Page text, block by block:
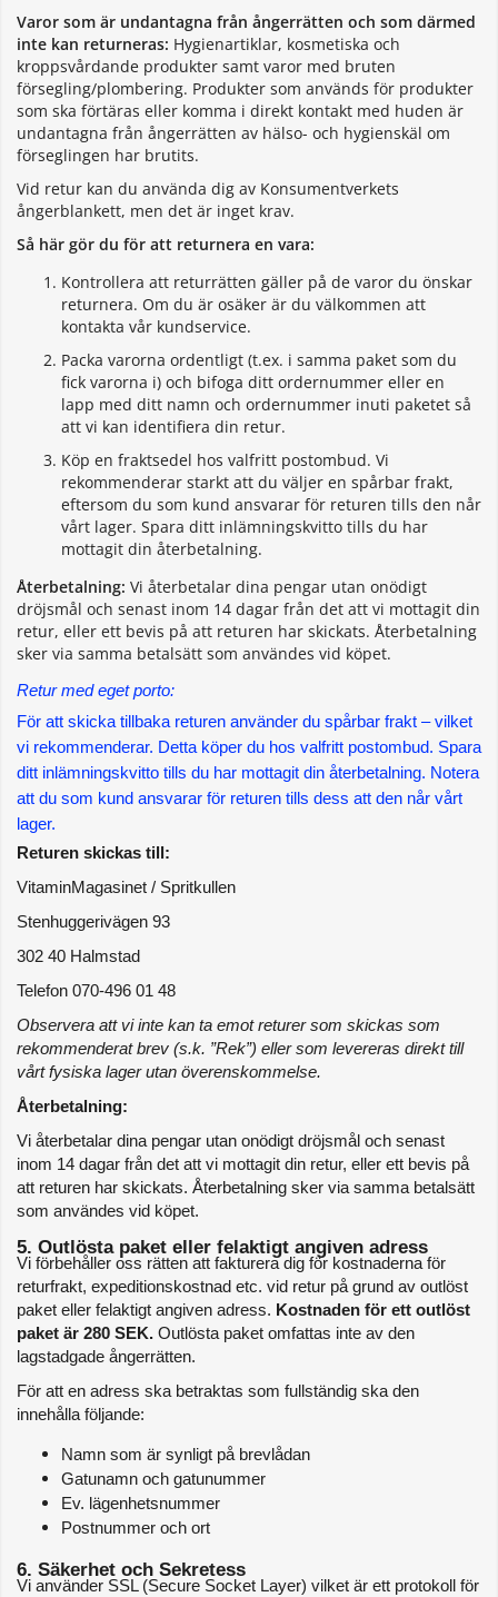
Varor som är undantagna från ångerrätten och som därmed
inte kan returneras: Hygienartiklar, kosmetiska och
kroppsvårdande produkter samt varor med bruten
försegling/plombering. Produkter som används för produkter
som ska förtäras eller komma i direkt kontakt med huden är
undantagna från ångerrätten av hälso- och hygienskäl om
förseglingen har brutits.
Vid retur kan du använda dig av Konsumentverkets
ångerblankett, men det är inget krav.
Så här gör du för att returnera en vara:
Kontrollera att returrätten gäller på de varor du önskar
returnera. Om du är osäker är du välkommen att
kontakta vår kundservice.
Packa varorna ordentligt (t.ex. i samma paket som du
fick varorna i) och bifoga ditt ordernummer eller en
lapp med ditt namn och ordernummer inuti paketet så
att vi kan identifiera din retur.
Köp en fraktsedel hos valfritt postombud. Vi
rekommenderar starkt att du väljer en spårbar frakt,
eftersom du som kund ansvarar för returen tills den når
vårt lager. Spara ditt inlämningskvitto tills du har
mottagit din återbetalning.
Återbetalning: Vi återbetalar dina pengar utan onödigt
dröjsmål och senast inom 14 dagar från det att vi mottagit din
retur, eller ett bevis på att returen har skickats. Återbetalning
sker via samma betalsätt som användes vid köpet.
Retur med eget porto:
För att skicka tillbaka returen använder du spårbar frakt – vilket
vi rekommenderar. Detta köper du hos valfritt postombud. Spara
ditt inlämningskvitto tills du har mottagit din återbetalning. Notera
att du som kund ansvarar för returen tills dess att den når vårt
lager.
Returen skickas till:
VitaminMagasinet / Spritkullen
Stenhuggerivägen 93
302 40 Halmstad
Telefon 070-496 01 48
Observera att vi inte kan ta emot returer som skickas som
rekommenderat brev (s.k. ”Rek”) eller som levereras direkt till
vårt fysiska lager utan överenskommelse.
Återbetalning:
Vi återbetalar dina pengar utan onödigt dröjsmål och senast
inom 14 dagar från det att vi mottagit din retur, eller ett bevis på
att returen har skickats. Återbetalning sker via samma betalsätt
som användes vid köpet.
5. Outlösta paket eller felaktigt angiven adress
Vi förbehåller oss rätten att fakturera dig för kostnaderna för
returfrakt, expeditionskostnad etc. vid retur på grund av outlöst
paket eller felaktigt angiven adress. Kostnaden för ett outlöst
paket är 280 SEK. Outlösta paket omfattas inte av den
lagstadgade ångerrätten.
För att en adress ska betraktas som fullständig ska den
innehålla följande:
Namn som är synligt på brevlådan
Gatunamn och gatunummer
Ev. lägenhetsnummer
Postnummer och ort
6. Säkerhet och Sekretess
Vi använder SSL (Secure Socket Layer) vilket är ett protokoll för